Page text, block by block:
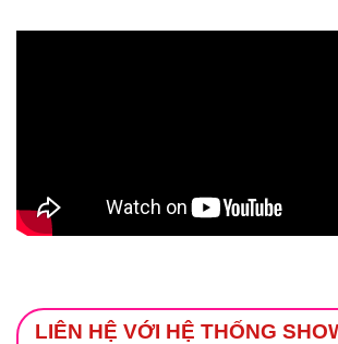
LIÊN HỆ VỚI HỆ THỐNG